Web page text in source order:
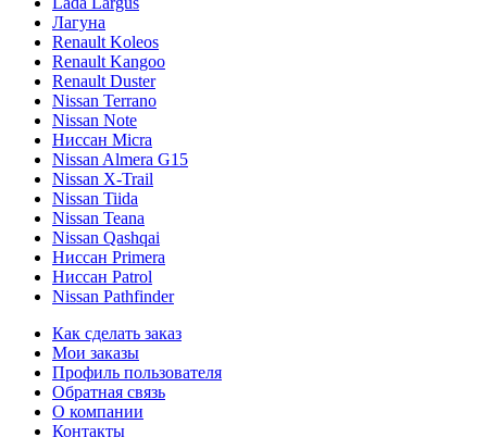
Лагуна
Renault Koleos
Renault Kangoo
Renault Duster
Nissan Terrano
Nissan Note
Ниссан Micra
Nissan Almera G15
Nissan X-Trail
Nissan Tiida
Nissan Teana
Nissan Qashqai
Ниссан Primera
Ниссан Patrol
Nissan Pathfinder
Как сделать заказ
Мои заказы
Профиль пользователя
Обратная связь
О компании
Контакты